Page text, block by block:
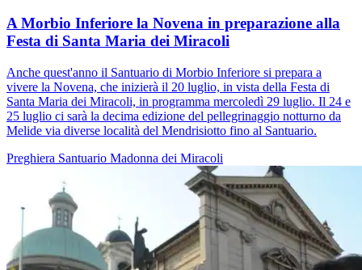
A Morbio Inferiore la Novena in preparazione alla
Festa di Santa Maria dei Miracoli
Anche quest'anno il Santuario di Morbio Inferiore si prepara a
vivere la Novena, che inizierà il 20 luglio, in vista della Festa di
Santa Maria dei Miracoli, in programma mercoledì 29 luglio. Il 24 e
25 luglio ci sarà la decima edizione del pellegrinaggio notturno da
Melide via diverse località del Mendrisiotto fino al Santuario.
Preghiera Santuario Madonna dei Miracoli